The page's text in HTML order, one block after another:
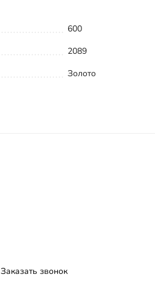
600
2089
Золото
Заказать звонок